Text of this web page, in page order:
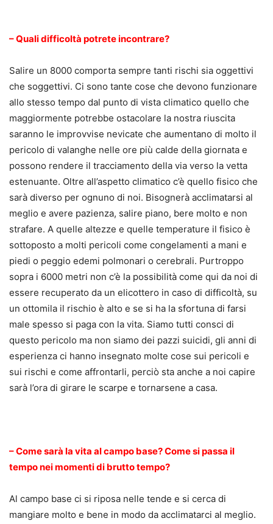
– Quali difficoltà potrete incontrare?
Salire un 8000 comporta sempre tanti rischi sia oggettivi
che soggettivi. Ci sono tante cose che devono funzionare
allo stesso tempo dal punto di vista climatico quello che
maggiormente potrebbe ostacolare la nostra riuscita
saranno le improvvise nevicate che aumentano di molto il
pericolo di valanghe nelle ore più calde della giornata e
possono rendere il tracciamento della via verso la vetta
estenuante. Oltre all’aspetto climatico c’è quello fisico che
sarà diverso per ognuno di noi. Bisognerà acclimatarsi al
meglio e avere pazienza, salire piano, bere molto e non
strafare. A quelle altezze e quelle temperature il fisico è
sottoposto a molti pericoli come congelamenti a mani e
piedi o peggio edemi polmonari o cerebrali. Purtroppo
sopra i 6000 metri non c’è la possibilità come qui da noi di
essere recuperato da un elicottero in caso di difficoltà, su
un ottomila il rischio è alto e se si ha la sfortuna di farsi
male spesso si paga con la vita. Siamo tutti consci di
questo pericolo ma non siamo dei pazzi suicidi, gli anni di
esperienza ci hanno insegnato molte cose sui pericoli e
sui rischi e come affrontarli, perciò sta anche a noi capire
sarà l’ora di girare le scarpe e tornarsene a casa.
– Come sarà la vita al campo base? Come si passa il
tempo nei momenti di brutto tempo?
Al campo base ci si riposa nelle tende e si cerca di
mangiare molto e bene in modo da acclimatarci al meglio.